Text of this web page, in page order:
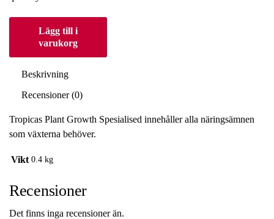
Lägg till i
varukorg
Beskrivning
Recensioner (0)
Tropicas Plant Growth Spesialised innehåller alla näringsämnen
som växterna behöver.
Vikt 0.4 kg
Recensioner
Det finns inga recensioner än.